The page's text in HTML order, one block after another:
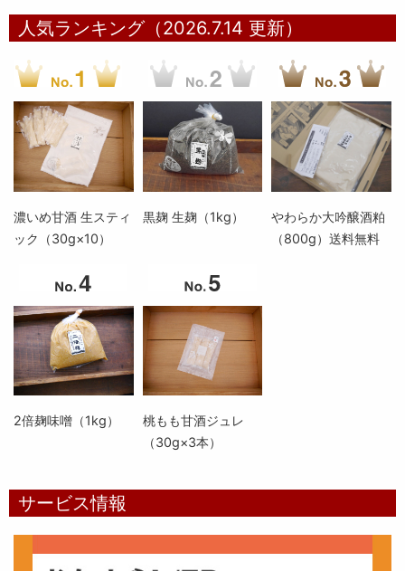
人気ランキング（2026.7.14 更新）
濃いめ甘酒 生スティ
ック（30g×10）
黒麹 生麹（1kg）
やわらか大吟醸酒粕
（800g）送料無料
2倍麹味噌（1kg）
桃もも甘酒ジュレ
（30g×3本）
サービス情報